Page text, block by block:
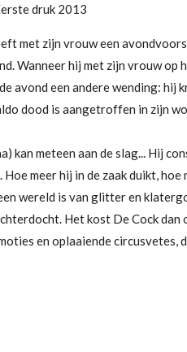
druk 2013
met zijn vrouw een
Wanneer hij met zijn vrouw op
avond een andere wending: hij
dood is aangetroffen in zijn
kan meteen aan de slag... Hij
meer hij in de zaak duikt,
wereld is van glitter en
Het kost De Cock
en oplaaiende circusvetes,